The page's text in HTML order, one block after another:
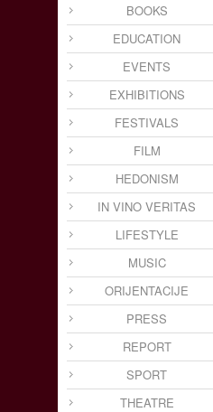
BOOKS
EDUCATION
EVENTS
EXHIBITIONS
FESTIVALS
FILM
HEDONISM
IN VINO VERITAS
LIFESTYLE
MUSIC
ORIJENTACIJE
PRESS
REPORT
SPORT
THEATRE